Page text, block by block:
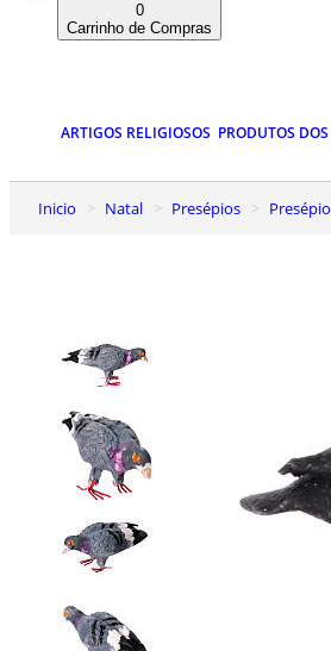
0
Carrinho de Compras
ARTIGOS RELIGIOSOS PRODUTOS
Inicio Natal Presépios